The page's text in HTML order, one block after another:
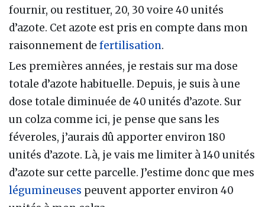
fournir, ou restituer, 20, 30 voire 40 unités
d’azote. Cet azote est pris en compte dans mon
raisonnement de fertilisation.
Les premières années, je restais sur ma dose
totale d’azote habituelle. Depuis, je suis à une
dose totale diminuée de 40 unités d’azote. Sur
un colza comme ici, je pense que sans les
féveroles, j’aurais dû apporter environ 180
unités d’azote. Là, je vais me limiter à 140 unités
d’azote sur cette parcelle. J’estime donc que mes
légumineuses peuvent apporter environ 40